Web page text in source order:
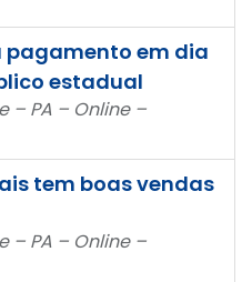
pagamento em dia
estadual
– PA – Online –
tem boas vendas
– PA – Online –